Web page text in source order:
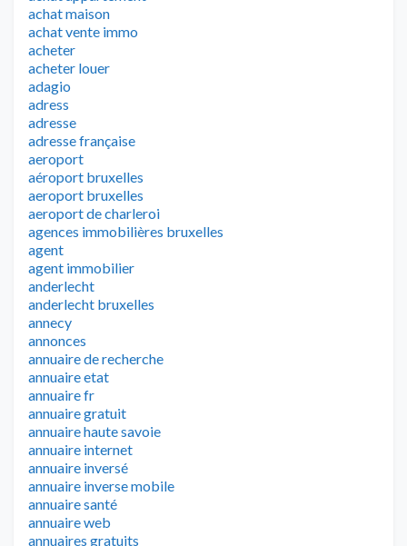
achat maison
achat vente immo
acheter
acheter louer
adagio
adress
adresse
adresse française
aeroport
aéroport bruxelles
aeroport bruxelles
aeroport de charleroi
agences immobilières bruxelles
agent
agent immobilier
anderlecht
anderlecht bruxelles
annecy
annonces
annuaire de recherche
annuaire etat
annuaire fr
annuaire gratuit
annuaire haute savoie
annuaire internet
annuaire inversé
annuaire inverse mobile
annuaire santé
annuaire web
annuaires gratuits